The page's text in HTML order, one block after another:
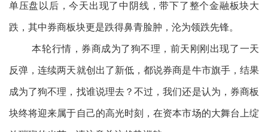
单压盘以后，今天出现了中阴线，带下了整个金融板块大
跌，其中券商板块更是跌得鼻青脸肿，沦为领跌先锋。
本轮行情，券商成为了狗不理，前天刚刚出现了一天
反弹，连续两天就创出了新低，都说券商是牛市旗手，结果
成为了狗不理，找谁说理去？不过，我们还是认为，券商板
块终将迎来属于自己的高光时刻，在资本市场的大舞台上绽